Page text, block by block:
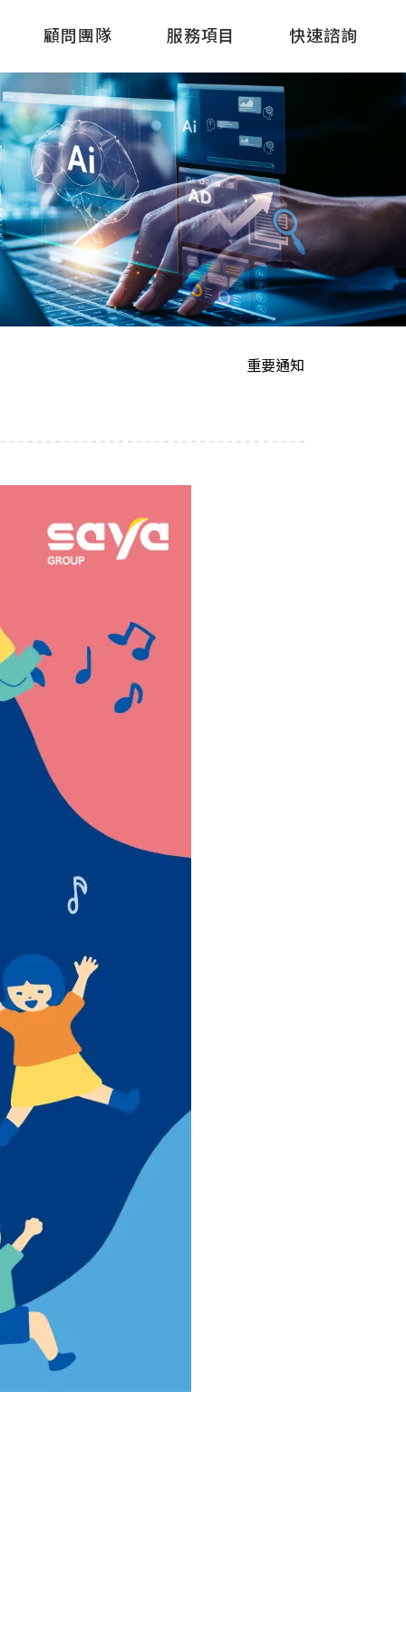
顧問團隊 服務項目 快速諮詢
重要通知